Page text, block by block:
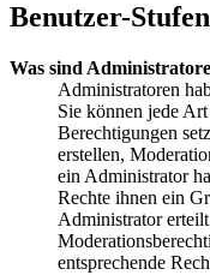
Benutzer-
Was sind
Administratoren
Sie können jede
Berechtigungen
erstellen,
ein Administrator
Rechte ihnen ein
Administrator
entsprechende